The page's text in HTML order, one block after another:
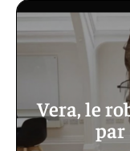
Vera, le
par